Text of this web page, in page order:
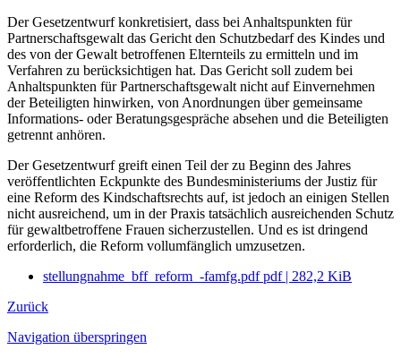
Der Gesetzentwurf konkretisiert, dass bei Anhaltspunkten für
Partnerschaftsgewalt das Gericht den Schutzbedarf des Kindes und
des von der Gewalt betroffenen Elternteils zu ermitteln und im
Verfahren zu berücksichtigen hat. Das Gericht soll zudem bei
Anhaltspunkten für Partnerschaftsgewalt nicht auf Einvernehmen
der Beteiligten hinwirken, von Anordnungen über gemeinsame
Informations- oder Beratungsgespräche absehen und die Beteiligten
getrennt anhören.
Der Gesetzentwurf greift einen Teil der zu Beginn des Jahres
veröffentlichten Eckpunkte des Bundesministeriums der Justiz für
eine Reform des Kindschaftsrechts auf, ist jedoch an einigen Stellen
nicht ausreichend, um in der Praxis tatsächlich ausreichenden Schutz
für gewaltbetroffene Frauen sicherzustellen. Und es ist dringend
erforderlich, die Reform vollumfänglich umzusetzen.
stellungnahme_bff_reform_-famfg.pdfpdf| 282,2 KiB
Zurück
Navigation überspringen